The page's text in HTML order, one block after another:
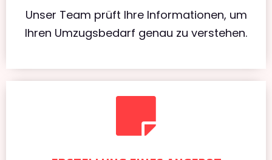
Unser Team prüft Ihre Informationen, um
Ihren Umzugsbedarf genau zu verstehen.